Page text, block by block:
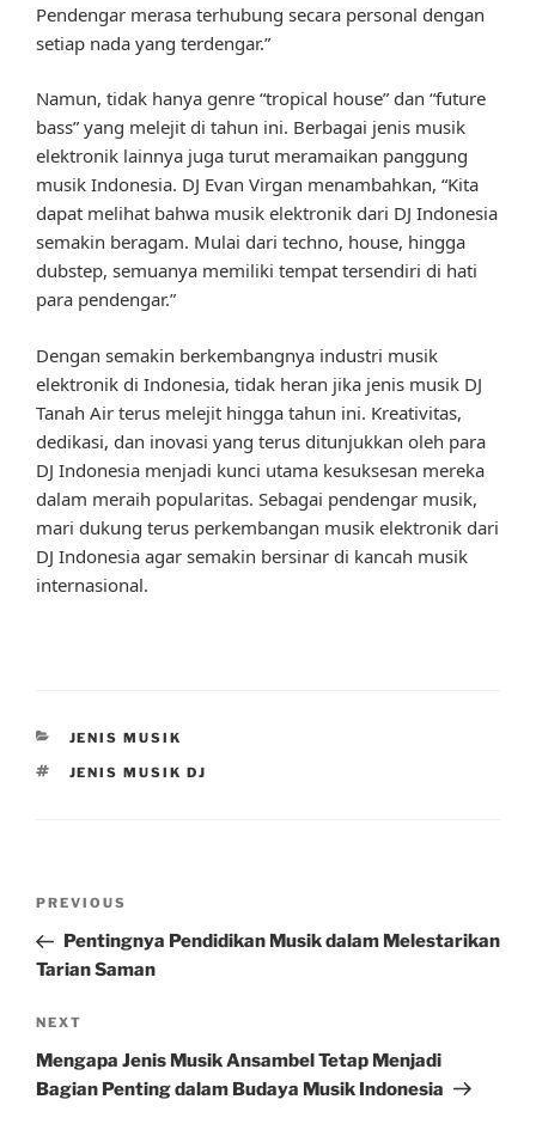
Pendengar merasa terhubung secara personal dengan
setiap nada yang terdengar.”
Namun, tidak hanya genre “tropical house” dan “future
bass” yang melejit di tahun ini. Berbagai jenis musik
elektronik lainnya juga turut meramaikan panggung
musik Indonesia. DJ Evan Virgan menambahkan, “Kita
dapat melihat bahwa musik elektronik dari DJ Indonesia
semakin beragam. Mulai dari techno, house, hingga
dubstep, semuanya memiliki tempat tersendiri di hati
para pendengar.”
Dengan semakin berkembangnya industri musik
elektronik di Indonesia, tidak heran jika jenis musik DJ
Tanah Air terus melejit hingga tahun ini. Kreativitas,
dedikasi, dan inovasi yang terus ditunjukkan oleh para
DJ Indonesia menjadi kunci utama kesuksesan mereka
dalam meraih popularitas. Sebagai pendengar musik,
mari dukung terus perkembangan musik elektronik dari
DJ Indonesia agar semakin bersinar di kancah musik
internasional.
CATEGORIES
JENIS MUSIK
TAGS
JENIS MUSIK DJ
Previous
Post
PREVIOUS
Pentingnya Pendidikan Musik dalam Melestarikan
Tarian Saman
Next
Post
NEXT
Mengapa Jenis Musik Ansambel Tetap Menjadi
Bagian Penting dalam Budaya Musik Indonesia